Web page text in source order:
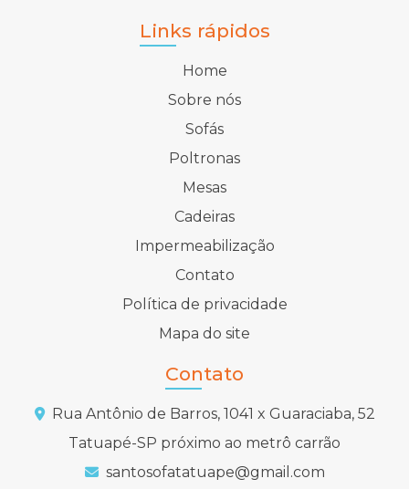
Links rápidos
Home
Sobre nós
Sofás
Poltronas
Mesas
Cadeiras
Impermeabilização
Contato
Política de privacidade
Mapa do site
Contato
Rua Antônio de Barros, 1041 x Guaraciaba, 52
Tatuapé-SP próximo ao metrô carrão
santosofatatuape@gmail.com